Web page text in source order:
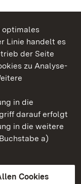
optimales
Linie handelt es
der Seite
zu Analyse-
in die
darauf erfolgt
in die weitere
a)
Cookies
Württemberg